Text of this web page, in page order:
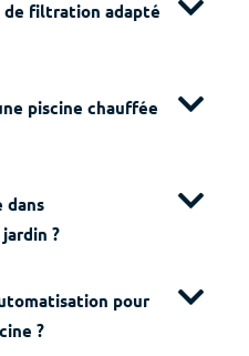
de filtration adapté
piscine chauffée
dans
?
pour
?